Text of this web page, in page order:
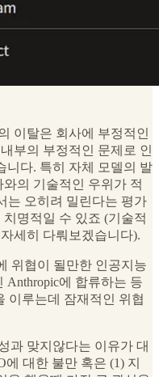
이탈은 회사에 부정적인
부의 부정적인 문제로 인
니다. 특히 자체 모델의 발
의 기술적인 우위가 적
는 오히려 밀린다는 평가
명적일 수 있죠 (기술적
세히 다뤄보겠습니다).
위협이 될만한 인공지능
Anthropic에 합류하는 등
이루는데 잠재적인 위협
과 맞지않다는 이유가 대
대한 불만 혹은 (1) 지